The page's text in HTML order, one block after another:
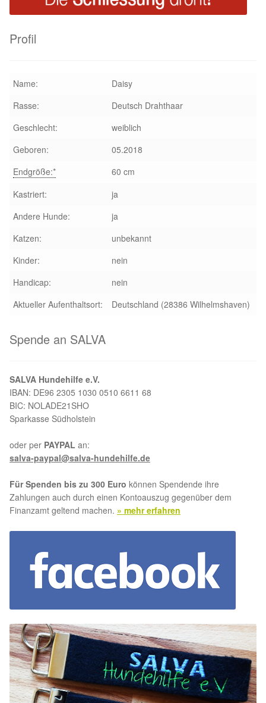
Profil
Name:
Daisy
Rasse:
Deutsch Drahthaar
Geschlecht:
weiblich
Geboren:
05.2018
Endgröße:*
60 cm
Kastriert:
ja
Andere Hunde:
ja
Katzen:
unbekannt
Kinder:
nein
Handicap:
nein
Aktueller Aufenthaltsort:
Deutschland (28386 Wilhelmshaven)
Spende an SALVA
SALVA Hundehilfe e.V.
IBAN: DE96 2305 1030 0510 6611 68
BIC: NOLADE21SHO
Sparkasse Südholstein
oder per PAYPAL an:
salva-paypal@salva-hundehilfe.de
Für Spenden bis zu 300 Euro können Spendende ihre
Zahlungen auch durch einen Kontoauszug gegenüber dem
Finanzamt geltend machen. » mehr erfahren